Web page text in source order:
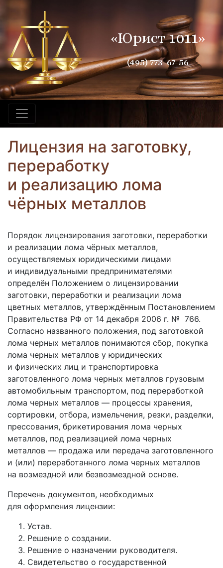
«Юрист 1011»
(495) 773-67-56
Лицензия на заготовку,
переработку
и реализацию лома
чёрных металлов
Порядок лицензирования заготовки, переработки
и реализации лома чёрных металлов,
осуществляемых юридическими лицами
и индивидуальными предпринимателями
определён Положением о лицензировании
заготовки, переработки и реализации лома
цветных металлов, утверждённым Постановлением
Правительства РФ от 14 декабря 2006 г. № 766.
Согласно названного положения, под заготовкой
лома черных металлов понимаются сбор, покупка
лома черных металлов у юридических
и физических лиц и транспортировка
заготовленного лома черных металлов грузовым
автомобильным транспортом, под переработкой
лома черных металлов — процессы хранения,
сортировки, отбора, измельчения, резки, разделки,
прессования, брикетирования лома черных
металлов, под реализацией лома черных
металлов — продажа или передача заготовленного
и (или) переработанного лома черных металлов
на возмездной или безвозмездной основе.
Перечень документов, необходимых
для оформления лицензии:
Устав.
Решение о создании.
Решение о назначении руководителя.
Свидетельство о государственной